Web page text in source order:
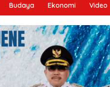
Budaya Ekonomi Video